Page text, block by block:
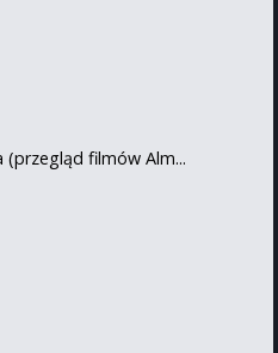
filmów Alm...